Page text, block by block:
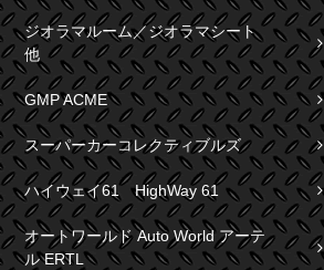
ジオラマルーム／ジオラマシート
他
GMP ACME
スーパーカーコレクティブルズ
ハイウェイ61 HighWay 61
オートワールド Auto World アーテ
ル ERTL